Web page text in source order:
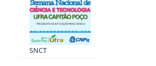
SNCT